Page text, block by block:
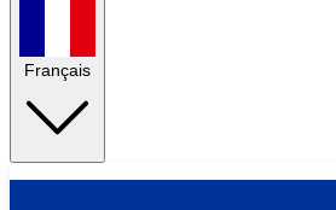
Français